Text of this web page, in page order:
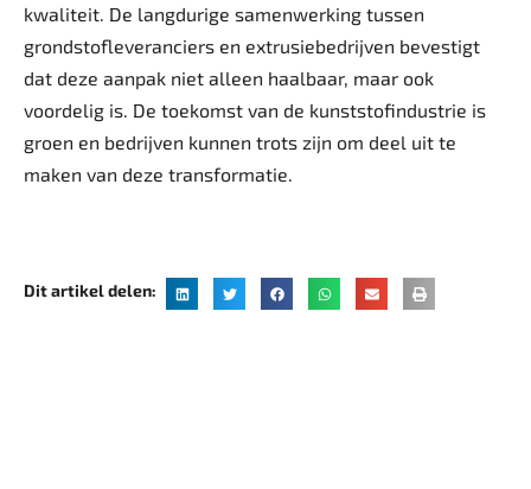
kwaliteit. De langdurige samenwerking tussen
grondstofleveranciers en extrusiebedrijven bevestigt
dat deze aanpak niet alleen haalbaar, maar ook
voordelig is. De toekomst van de kunststofindustrie is
groen en bedrijven kunnen trots zijn om deel uit te
maken van deze transformatie.
Dit artikel delen: